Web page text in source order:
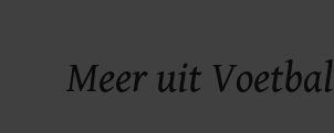
Meer uit Voetbal